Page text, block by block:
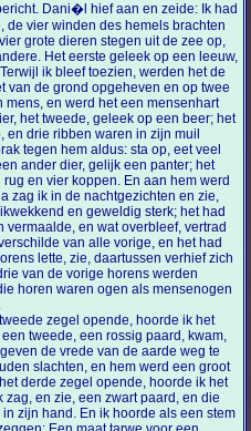
Dani�l hief aan en zeide: Ik had
de vier winden des hemels brachten
grote dieren stegen uit de zee op,
Het eerste geleek op een leeuw,
ik bleef toezien, werden het de
van de grond opgeheven en op twee
mens, en werd het een mensenhart
het tweede, geleek op een beer; het
en drie ribben waren in zijn muil
tegen hem aldus: sta op, eet veel
ander dier, gelijk een panter; het
en vier koppen. En aan hem werd
zag ik in de nachtgezichten en zie,
en geweldig sterk; het had
vermaalde, en wat overbleef, vertrad
van alle vorige, en het had
lette, zie, daartussen verhief zich
van de vorige horens werden
horen waren ogen als mensenogen
zegel opende, hoorde ik het
tweede, een rossig paard, kwam,
de vrede van de aarde weg te
slachten, en hem werd een groot
derde zegel opende, hoorde ik het
en zie, een zwart paard, en die
zijn hand. En ik hoorde als een stem